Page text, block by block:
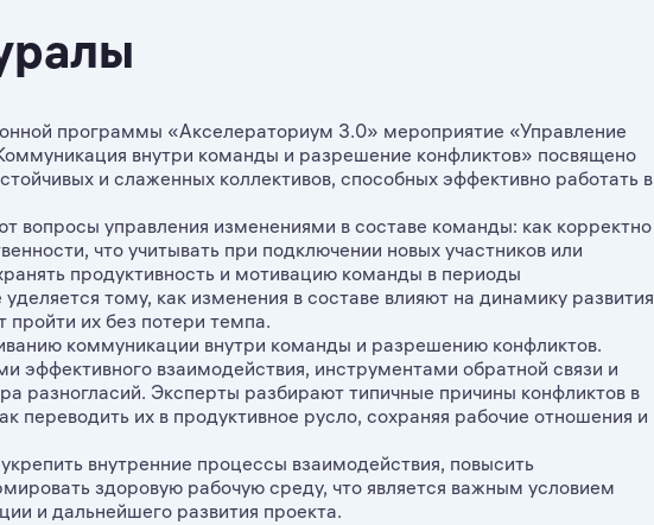
программы «Акселераториум 3.0» мероприятие «Управление
внутри команды и разрешение конфликтов» посвящено
и слаженных коллективов, способных эффективно работать в
вопросы управления изменениями в составе команды: как корректно
что учитывать при подключении новых участников или
продуктивность и мотивацию команды в периоды
тому, как изменения в составе влияют на динамику развития
их без потери темпа.
коммуникации внутри команды и разрешению конфликтов.
эффективного взаимодействия, инструментами обратной связи и
разногласий. Эксперты разбирают типичные причины конфликтов в
переводить их в продуктивное русло, сохраняя рабочие отношения и
внутренние процессы взаимодействия, повысить
здоровую рабочую среду, что является важным условием
и дальнейшего развития проекта.